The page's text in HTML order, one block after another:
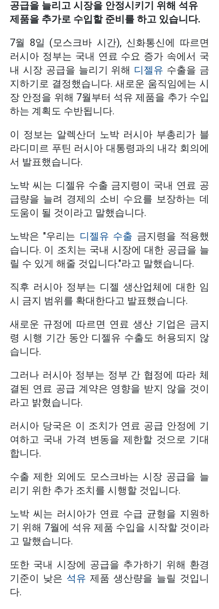
공급을 늘리고 시장을 안정시키기 위해 석유
제품을 추가로 수입할 준비를 하고 있습니다.
7월 8일 (모스크바 시간), 신화통신에 따르면
러시아 정부는 국내 연료 수요 증가 속에서 국
내 시장 공급을 늘리기 위해 디젤유 수출을 금
지하기로 결정했습니다. 새로운 움직임에는 시
장 안정을 위해 7월부터 석유 제품을 추가 수입
하는 계획도 수반됩니다.
이 정보는 알렉산더 노박 러시아 부총리가 블
라디미르 푸틴 러시아 대통령과의 내각 회의에
서 발표했습니다.
노박 씨는 디젤유 수출 금지령이 국내 연료 공
급량을 늘려 경제의 소비 수요를 보장하는 데
도움이 될 것이라고 말했습니다.
노박은 "우리는 디젤유 수출 금지령을 적용했
습니다. 이 조치는 국내 시장에 대한 공급을 늘
릴 수 있게 해줄 것입니다."라고 말했습니다.
직후 러시아 정부는 디젤 생산업체에 대한 임
시 금지 범위를 확대한다고 발표했습니다.
새로운 규정에 따르면 연료 생산 기업은 금지
령 시행 기간 동안 디젤유 수출도 허용되지 않
습니다.
그러나 러시아 정부는 정부 간 협정에 따라 체
결된 연료 공급 계약은 영향을 받지 않을 것이
라고 밝혔습니다.
러시아 당국은 이 조치가 연료 공급 안정에 기
여하고 국내 가격 변동을 제한할 것으로 기대
합니다.
수출 제한 외에도 모스크바는 시장 공급을 늘
리기 위한 추가 조치를 시행할 것입니다.
노박 씨는 러시아가 연료 수급 균형을 지원하
기 위해 7월에 석유 제품 수입을 시작할 것이라
고 말했습니다.
또한 국내 시장에 공급을 추가하기 위해 환경
기준이 낮은 석유 제품 생산량을 늘릴 것입니
다.